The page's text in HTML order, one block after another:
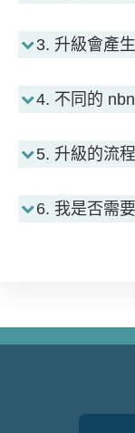
3. 升級會產
4. 不同的
5. 升級的流
6. 我是否需